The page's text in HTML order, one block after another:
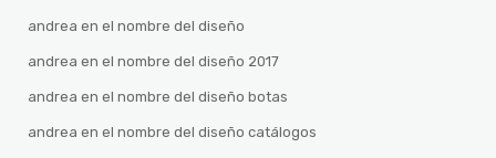
andrea en el nombre del diseño
andrea en el nombre del diseño 2017
andrea en el nombre del diseño botas
andrea en el nombre del diseño catálogos